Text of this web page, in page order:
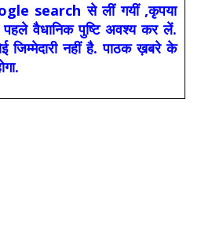
search से लीं गयीं ,कृपया
वैधानिक पुष्टि अवश्य कर लें.
जिम्मेदारी नहीं है. पाठक ख़बरे के